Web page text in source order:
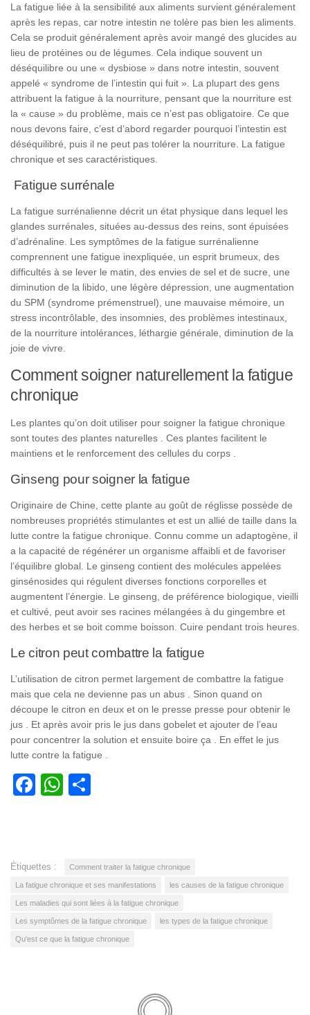
La fatigue liée à la sensibilité aux aliments survient généralement
après les repas car notre intestin ne tolère pas bien les aliments.
Cela se produit généralement après avoir mangé des glucides au
lieu de protéines ou de légumes Cela indique souvent un
déséquilibre ou une « dysbiose » dans notre intestin souvent
appelé « syndrome de l’intestin qui fuit ». La plupart des gens
attribuent la fatigue à la nourriture pensant que la nourriture est
la « cause » du problème mais ce n’est pas obligatoire Ce que
nous devons faire , c’est d’abord regarder pourquoi l’intestin est
déséquilibré , puis il ne peut pas tolérer la nourriture . La fatigue
chronique et ses caractéristiques.
Fatigue surrénale
La fatigue surrénalienne décrit un état physique dans lequel les
glandes surrénales, situées au-dessus des reins , sont épuisées
d’adrénaline. Les symptômes de la fatigue surrénalienne
comprennent une fatigue inexpliquée, un esprit brumeux des
difficultés à se lever le matin des envies de sel et de sucre , une
diminution de la libido , une légère dépression , une augmentation
du SPM (syndrome prémenstruel), une mauvaise mémoire
un
stress incontrôlable des insomnies, des problèmes intestinaux,
de la nourriture intolérances, léthargie générale diminution de la
joie de vivre.
Comment soigner naturellement la fatigue
chronique
Les plantes qu’on doit utiliser pour soigner la fatigue chronique
sont toutes des plantes naturelles . Ces plantes facilitent le
maintiens et le renforcement des cellules du corps .
Ginseng pour soigner la fatigue
Originaire de Chine , cette plante au goût de réglisse possède de
nombreuses propriétés stimulantes et est un allié de taille dans la
lutte contre la fatigue chronique Connu comme un adaptogène, il
a la capacité de régénérer un organisme affaibli et de favoriser
l’équilibre global Le ginseng contient des molécules appelées
ginsénosides qui régulent diverses fonctions corporelles et
augmentent l’énergie. Le ginseng, de préférence biologique vieilli
et cultivé, peut avoir ses racines mélangées à du gingembre et
des herbes et se boit comme boisson Cuire pendant trois heures
Le citron peut combattre la fatigue
L’utilisation de citron permet largement de combattre la fatigue
mais que cela ne devienne pas un abus . Sinon quand on
découpe le citron en deux et on le presse presse pour obtenir le
jus . Et après avoir pris le jus dans gobelet et ajouter de l’eau
pour concentrer la solution et ensuite boire ça . En effet le jus
lutte contre la fatigue .
Facebook
WhatsApp
Étiquettes : Comment traiter la fatigue chronique
La fatigue chronique et ses manifestations les causes de la fatigue chronique
Les maladies qui sont liées à la fatigue chronique
Les symptômes de la fatigue chronique les types de la fatigue chronique
Qu'est ce que la fatigue chronique